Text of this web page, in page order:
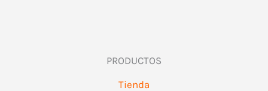
PRODUCTOS
Tienda